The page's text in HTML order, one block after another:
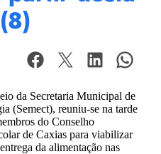
da Secretaria Municipal de
(Semect), reuniu-se na tarde
do Conselho
de Caxias para viabilizar
da alimentação nas